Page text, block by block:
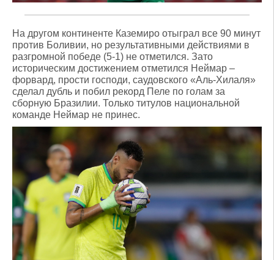
На другом континенте Каземиро отыграл все 90 минут
против Боливии, но результативными действиями в
разгромной победе (5-1) не отметился. Зато
историческим достижением отметился Неймар –
форвард, прости господи, саудовского «Аль-Хилаля»
сделал дубль и побил рекорд Пеле по голам за
сборную Бразилии. Только титулов национальной
команде Неймар не принес.